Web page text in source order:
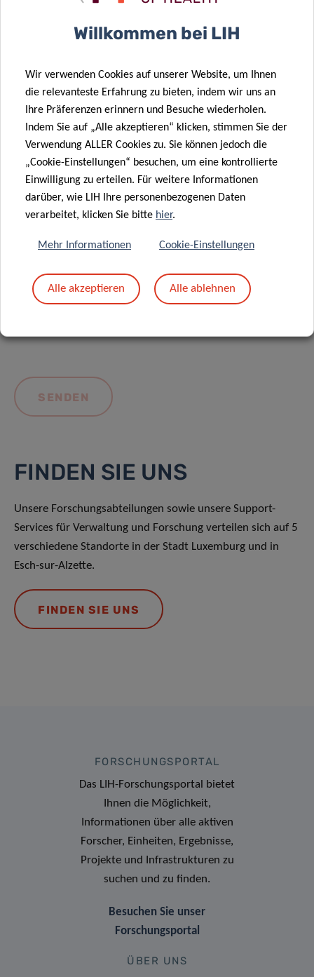
Nachricht
Mit dem Absenden Ihrer Nachricht erklären Sie
sich einverstanden mit
die LIH-
FINDEN SIE UNS
Unsere Forschungsabteilungen sowie unsere Support-
Services für Verwaltung und Forschung verteilen sich auf 5
verschiedene Standorte in der Stadt Luxemburg und in
Esch-sur-Alzette.
FINDEN SIE UNS
FORSCHUNGSPORTAL
Das LIH-Forschungsportal bietet
Ihnen die Möglichkeit,
Informationen über alle aktiven
Forscher, Einheiten, Ergebnisse,
Projekte und Infrastrukturen zu
suchen und zu finden.
Besuchen Sie unser
Forschungsportal
ÜBER UNS
Willkommen bei LIH
Wir verwenden Cookies auf unserer Website, um Ihnen
die relevanteste Erfahrung zu bieten, indem wir uns an
Ihre Präferenzen erinnern und Besuche wiederholen.
Indem Sie auf „Alle akzeptieren“ klicken, stimmen Sie der
Verwendung ALLER Cookies zu. Sie können jedoch die
„Cookie-Einstellungen“ besuchen, um eine kontrollierte
Einwilligung zu erteilen. Für weitere Informationen
darüber, wie LIH Ihre personenbezogenen Daten
verarbeitet, klicken Sie bitte hier.
Mehr Informationen Cookie-Einstellungen
Alle akzeptieren Alle ablehnen